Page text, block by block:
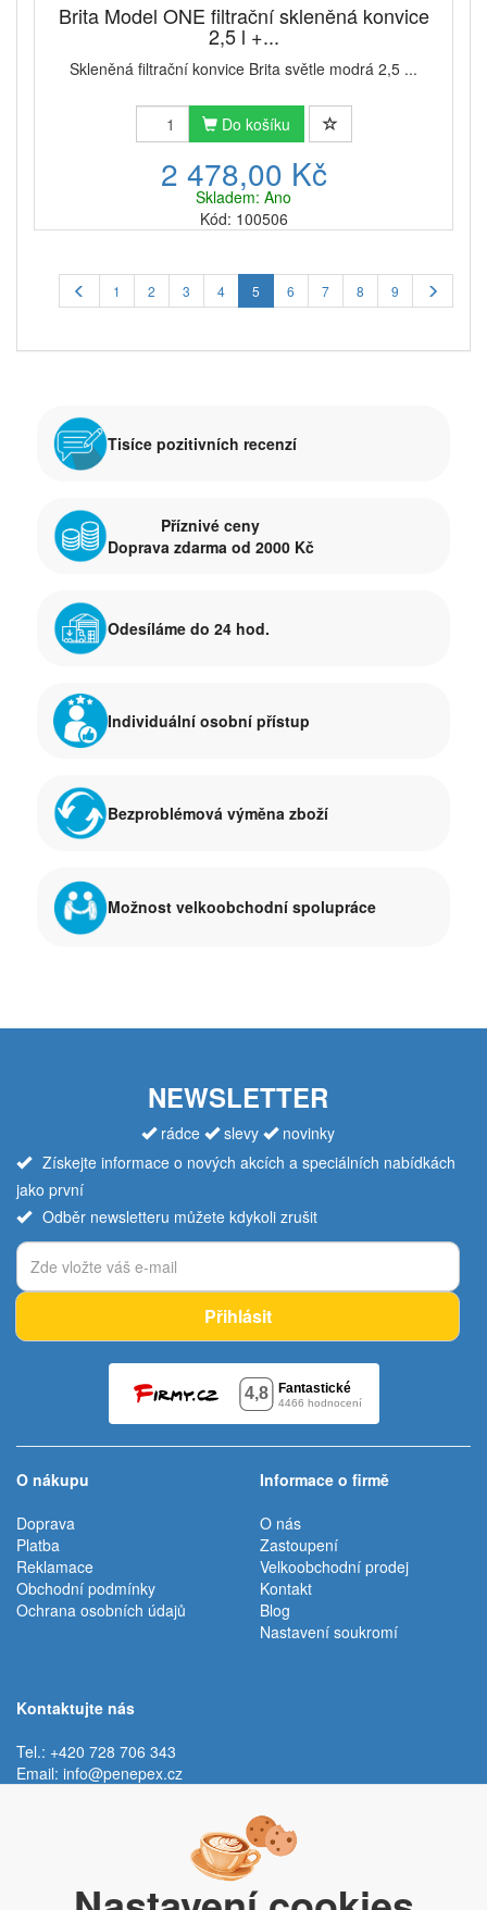
Brita Model ONE filtrační skleněná konvice
2,5 l +...
Skleněná filtrační konvice Brita světle modrá 2,5 ...
Do košíku
2 478,00 Kč
Skladem: Ano
Kód: 100506
1 2 3 4 5 6 7 8 9
Tisíce pozitivních recenzí
Příznivé ceny
Doprava zdarma od 2000 Kč
Odesíláme do 24 hod.
Individuální osobní přístup
Bezproblémová výměna zboží
Možnost velkoobchodní spolupráce
NEWSLETTER
rádce slevy
novinky
Získejte informace o nových akcích a speciálních nabídkách
jako první
Odběr newsletteru můžete kdykoli zrušit
Přihlásit
O nákupu
Doprava
Platba
Reklamace
Obchodní podmínky
Ochrana osobních údajů
Informace o firmě
O nás
Zastoupení
Velkoobchodní prodej
Kontakt
Blog
Nastavení soukromí
Kontaktujte nás
Tel.: +420 728 706 343
Email: info@penepex.cz
Trávník 2076, 686 03 Staré Město